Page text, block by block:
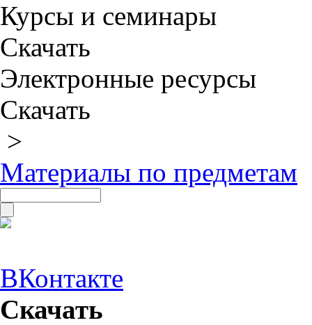
Курсы и семинары
Скачать
Электронные ресурсы
Скачать
>
Материалы по предметам
ВКонтакте
Скачать